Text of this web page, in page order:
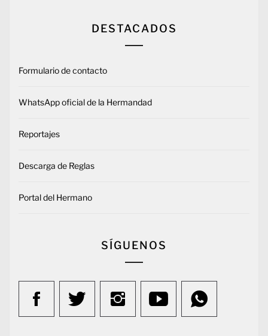
DESTACADOS
Formulario de contacto
WhatsApp oficial de la Hermandad
Reportajes
Descarga de Reglas
Portal del Hermano
SÍGUENOS